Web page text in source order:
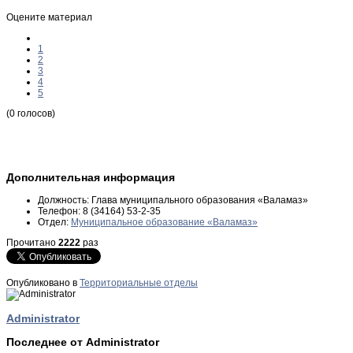
Оцените материал
1
2
3
4
5
(0 голосов)
Дополнительная информация
Должность: Глава муниципального образования «Валамаз»
Телефон: 8 (34164) 53-2-35
Отдел: Муниципальное образование «Валамаз»
Прочитано 2222 раз
Опубликовано в Территориальные отделы
Administrator
Последнее от Administrator